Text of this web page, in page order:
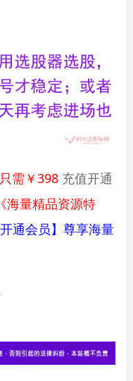
需￥398 充值开通
海量精品资源特
通会员】尊享海量